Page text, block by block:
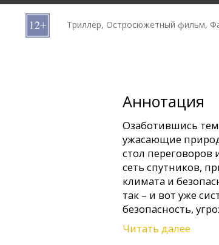
B2B Триллер, Остросюжетный фильм,
Аннотация
Озаботившись
ужасающие
стол
сеть спутников,
климата и
так – и вот уже
безопасность,
устранить
положит конец
Читать далее